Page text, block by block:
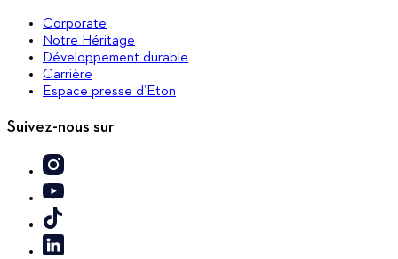
Corporate
Notre Héritage
Développement durable
Carrière
Espace presse d’Eton
Suivez-nous sur